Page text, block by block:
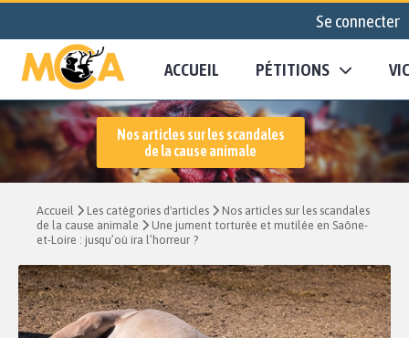
Se connecter
ACCUEIL PÉTITIONS
Nos articles sur les scandales
de la cause animale
Accueil Les catégories d'articles
Nos articles sur les scandales
de la cause animale
Une jument torturée et mutilée en Saône-
et-Loire : jusqu’où ira l’horreur ?